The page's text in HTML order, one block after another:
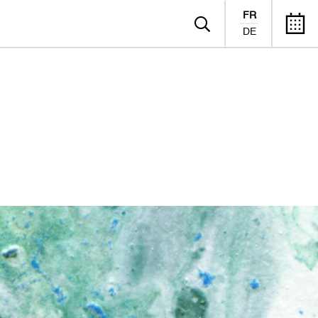
FR
DE